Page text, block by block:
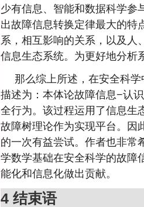
少有信息、智能和数据科学参
出故障信息转换定律最大的特
系，相互影响的关系，以及人
信息生态系统。为更好地分析
那么综上所述，在安全科
描述为：本体论故障信息−认
全行为。该过程运用了信息生
故障树理论作为实现平台。因
的一次有益尝试。作者也非常
学数学基础在安全科学的故障
能化和信息化做出贡献。
4 结束语